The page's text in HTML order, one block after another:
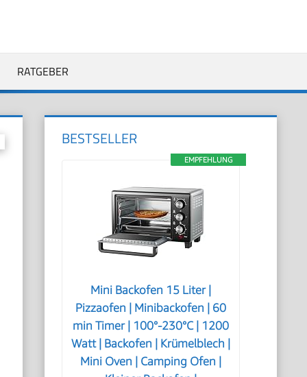
RATGEBER
BESTSELLER
EMPFEHLUNG
Mini Backofen 15 Liter |
Pizzaofen | Minibackofen | 60
min Timer | 100°-230°C | 1200
Watt | Backofen | Krümelblech |
Mini Oven | Camping Ofen |